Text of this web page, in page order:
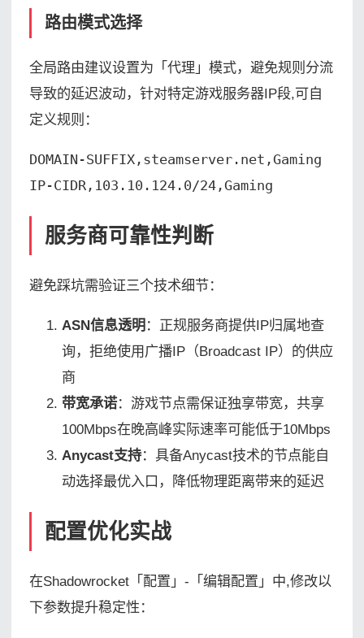
路由模式选择
全局路由建议设置为「代理」模式，避免规则分流
导致的延迟波动，针对特定游戏服务器IP段,可自
定义规则：
DOMAIN-SUFFIX,steamserver.net,Gaming
IP-CIDR,103.10.124.0/24,Gaming
服务商可靠性判断
避免踩坑需验证三个技术细节：
ASN信息透明 ：正规服务商提供IP归属地查
询，拒绝使用广播IP（Broadcast IP）的供应
商
带宽承诺：游戏节点需保证独享带宽，共享
100Mbps在晚高峰实际速率可能低于10Mbps
Anycast支持：具备Anycast技术的节点能自
动选择最优入口，降低物理距离带来的延迟
配置优化实战
在Shadowrocket「配置」-「编辑配置」中,修改以
下参数提升稳定性：